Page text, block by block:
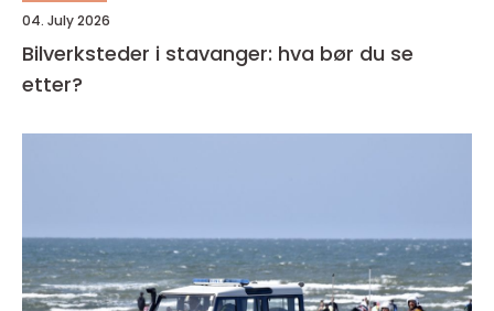
04. July 2026
Bilverksteder i stavanger: hva bør du se
etter?